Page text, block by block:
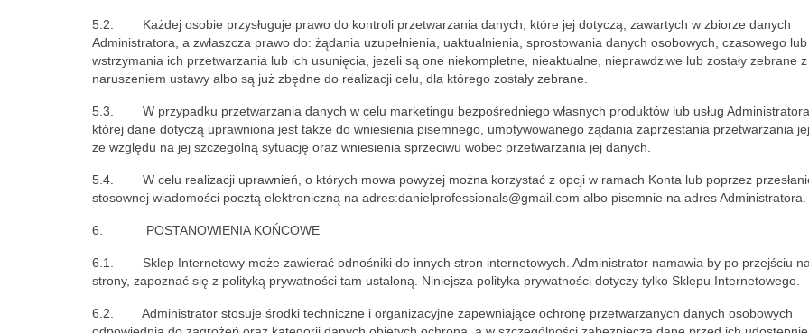
5.2. Każdej osobie przysługuje prawo do kontroli przetwarzania danych, które jej dotyczą, zawartych w zbiorze danych
Administratora, a zwłaszcza prawo do: żądania uzupełnienia, uaktualnienia, sprostowania danych osobowych, czasowego lub
wstrzymania ich przetwarzania lub ich usunięcia, jeżeli są one niekompletne, nieaktualne, nieprawdziwe lub zostały zebrane z
naruszeniem ustawy albo są już zbędne do realizacji celu, dla którego zostały zebrane.
5.3. W przypadku przetwarzania danych w celu marketingu bezpośredniego własnych produktów lub usług Administratora
której dane dotyczą uprawniona jest także do wniesienia pisemnego, umotywowanego żądania zaprzestania przetwarzania
ze względu na jej szczególną sytuację oraz wniesienia sprzeciwu wobec przetwarzania jej danych.
5.4. W celu realizacji uprawnień, o których mowa powyżej można korzystać z opcji w ramach Konta lub poprzez
stosownej wiadomości pocztą elektroniczną na adres:danielprofessionals@gmail.com albo pisemnie na adres Administratora.
6. POSTANOWIENIA KOŃCOWE
6.1. Sklep Internetowy może zawierać odnośniki do innych stron internetowych. Administrator namawia by po przejściu
strony, zapoznać się z polityką prywatności tam ustaloną. Niniejsza polityka prywatności dotyczy tylko Sklepu Internetowego.
6.2. Administrator stosuje środki techniczne i organizacyjne zapewniające ochronę przetwarzanych danych osobowych